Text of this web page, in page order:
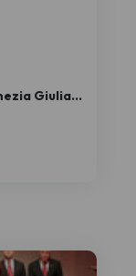
Giulia